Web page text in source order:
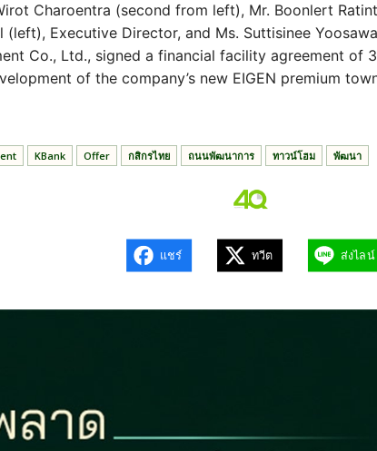
Charoentra (second from left), Mr. Boonlert
(left), Executive Director, and Ms. Suttisinee
Co., Ltd., signed a financial facility agreement of
of the company’s new EIGEN premium
KBank Offer กสิกรไทย ถนนพัฒนาการ ทาวน์โฮม พัฒนา
แชร์ ทวีต ส่งไลน์